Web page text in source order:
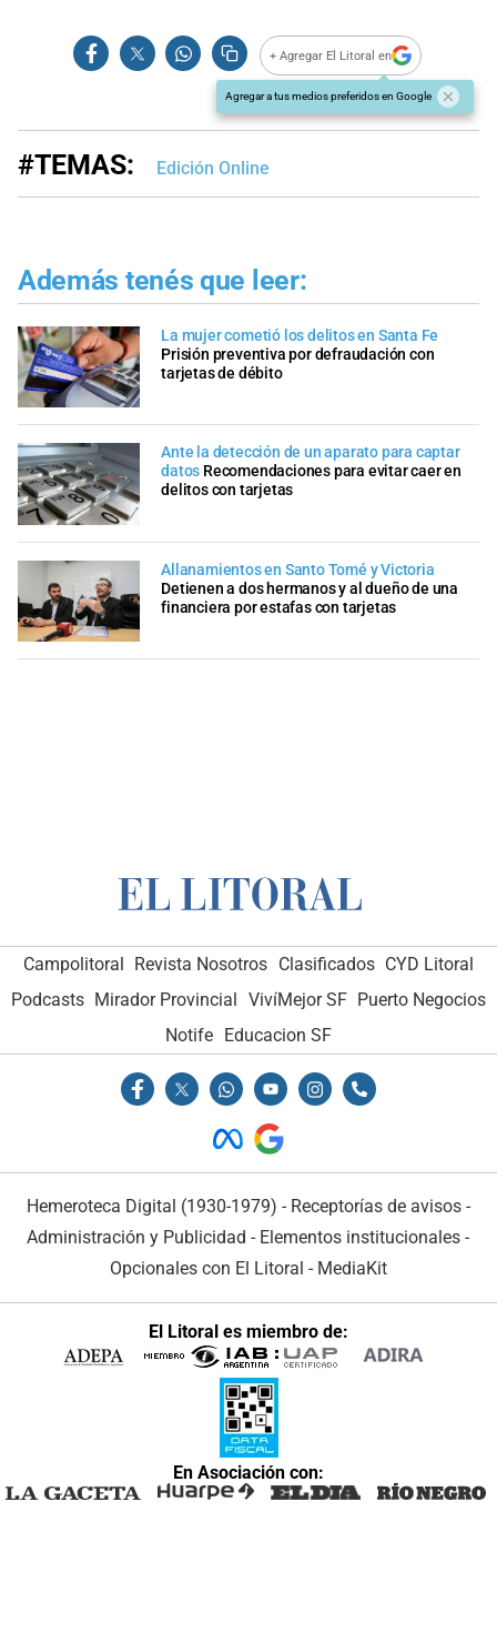
+ Agregar El Litoral en
Agregar a tus medios preferidos en Google
#TEMAS: Edición Online
Además tenés que leer:
La mujer cometió los delitos en Santa Fe
Prisión preventiva por defraudación con
tarjetas de débito
Ante la detección de un aparato para captar
datos Recomendaciones para evitar caer en
delitos con tarjetas
Allanamientos en Santo Tomé y Victoria
Detienen a dos hermanos y al dueño de una
financiera por estafas con tarjetas
Campolitoral Revista Nosotros Clasificados CYD Litoral
Podcasts Mirador Provincial VivíMejor SF Puerto Negocios
Notife Educacion SF
Hemeroteca Digital (1930-1979) - Receptorías de avisos -
Administración y Publicidad - Elementos institucionales -
Opcionales con El Litoral - MediaKit
El Litoral es miembro de:
En Asociación con: